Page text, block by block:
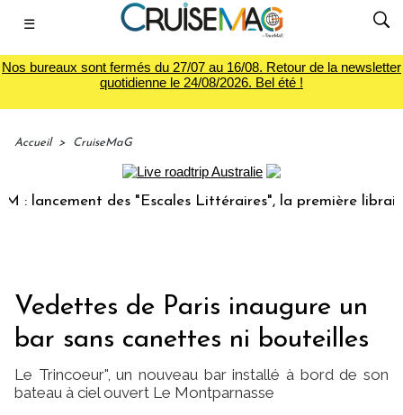
☰
Nos bureaux sont fermés du 27/07 au 16/08. Retour de la newsletter
quotidienne le 24/08/2026. Bel été !
Accueil > CruiseMaG
des "Escales Littéraires", la première librairie du
Vedettes de Paris inaugure un
bar sans canettes ni bouteilles
Le Trincoeur", un nouveau bar installé à bord de son
bateau à ciel ouvert Le Montparnasse